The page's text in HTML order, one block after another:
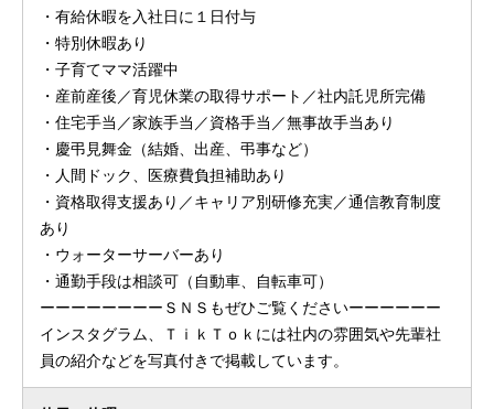
・有給休暇を入社日に１日付与
・特別休暇あり
・子育てママ活躍中
・産前産後／育児休業の取得サポート／社内託児所完備
・住宅手当／家族手当／資格手当／無事故手当あり
・慶弔見舞金（結婚、出産、弔事など）
・人間ドック、医療費負担補助あり
・資格取得支援あり／キャリア別研修充実／通信教育制度
あり
・ウォーターサーバーあり
・通勤手段は相談可（自動車、自転車可）
ーーーーーーーーＳＮＳもぜひご覧くださいーーーーーー
インスタグラム、ＴｉｋＴｏｋには社内の雰囲気や先輩社
員の紹介などを写真付きで掲載しています。